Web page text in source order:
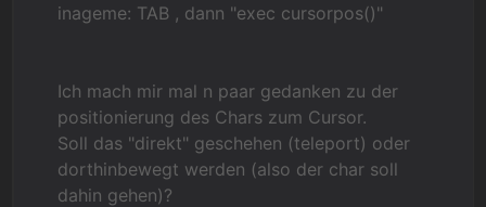
inageme: TAB , dann "exec cursorpos()"
Ich mach mir mal n paar gedanken zu der
positionierung des Chars zum Cursor.
Soll das "direkt" geschehen (teleport) oder
dorthinbewegt werden (also der char soll
dahin gehen)?